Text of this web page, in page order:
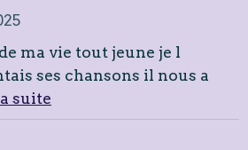
ma vie tout jeune je l
ses chansons il nous a
suite